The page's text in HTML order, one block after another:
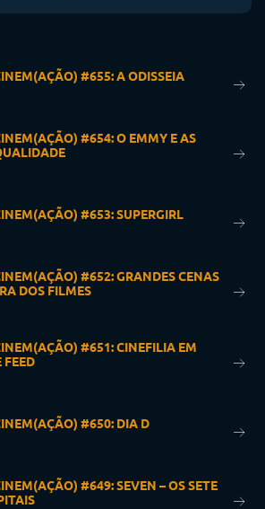
#655: A ODISSEIA
#654: O EMMY E AS
#653: SUPERGIRL
#652: GRANDES CENAS
DOS FILMES
#651: CINEFILIA EM
FEED
#650: DIA D
#649: SEVEN – OS SETE